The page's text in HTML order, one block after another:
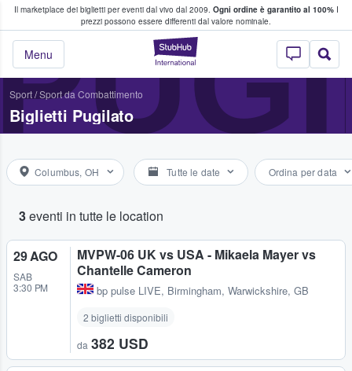
Il marketplace dei biglietti per eventi dal vivo dal 2009. Ogni ordine è garantito al 100%I
prezzi possono essere differenti dal valore nominale.
StubHub - Dove
Menu
fan comprano e vendono biglietti
Sport/Sport da Combattimento
Biglietti Pugilato
Columbus, OH Tutte le date Ordina per data
3eventi in tutte le location
29 AGO
SAB
3:30 PM
MVPW-06 UK vs USA - Mikaela Mayer vs
Chantelle Cameron
bp pulse LIVE, Birmingham, Warwickshire, GB
2 biglietti disponibili
da 382 USD